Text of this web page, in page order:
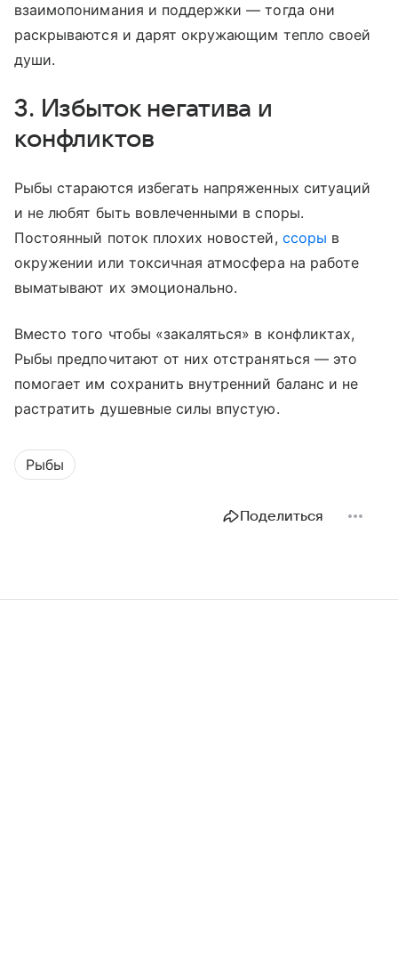
взаимопонимания и поддержки — тогда они
раскрываются и дарят окружающим тепло своей
души.
3. Избыток негатива и
конфликтов
Рыбы стараются избегать напряженных ситуаций
и не любят быть вовлеченными в споры.
Постоянный поток плохих новостей, ссоры в
окружении или токсичная атмосфера на работе
выматывают их эмоционально.
Вместо того чтобы «закаляться» в конфликтах,
Рыбы предпочитают от них отстраняться — это
помогает им сохранить внутренний баланс и не
растратить душевные силы впустую.
Рыбы
Поделиться